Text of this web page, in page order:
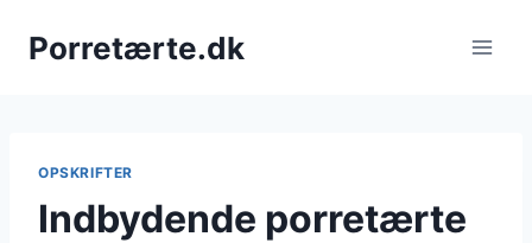
Porretærte.dk
OPSKRIFTER
Indbydende porretærte